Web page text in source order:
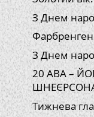
З Днем
З Днем
20 АВА –
Тижнева